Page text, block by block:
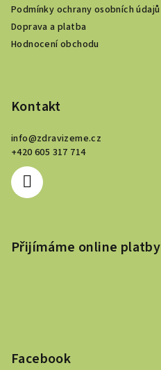
Podmínky ochrany osobních údajů
Doprava a platba
Hodnocení obchodu
Kontakt
info@zdravizeme.cz
+420 605 317 714
Přijímáme online platby
Facebook